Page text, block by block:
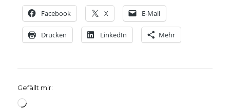
Facebook X E-Mail
Drucken LinkedIn Mehr
Gefällt mir:
Wird